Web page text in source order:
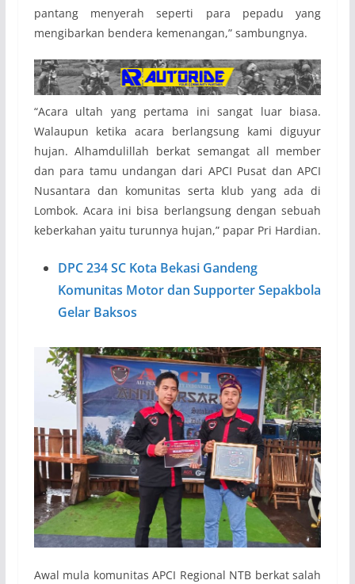
pantang menyerah seperti para pepadu yang
mengibarkan bendera kemenangan,” sambungnya.
“Acara ultah yang pertama ini sangat luar biasa.
Walaupun ketika acara berlangsung kami diguyur
hujan. Alhamdulillah berkat semangat all member
dan para tamu undangan dari APCI Pusat dan APCI
Nusantara dan komunitas serta klub yang ada di
Lombok. Acara ini bisa berlangsung dengan sebuah
keberkahan yaitu turunnya hujan,” papar Pri Hardian.
DPC 234 SC Kota Bekasi Gandeng
Komunitas Motor dan Supporter Sepakbola
Gelar Baksos
Awal mula komunitas APCI Regional NTB berkat salah